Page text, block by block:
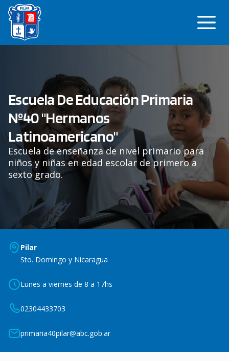
Saltar
contenido
Escuela De Educación Primaria
Nº40 "Hermanos
Latinoamericano"
Escuela de enseñanza de nivel primario para
niños y niñas en edad escolar de primero a
sexto grado.
Pilar
Sto. Domingo y Nicaragua
Lunes a viernes de 8 a 17hs
02304433703
primaria40pilar@abc.gob.ar